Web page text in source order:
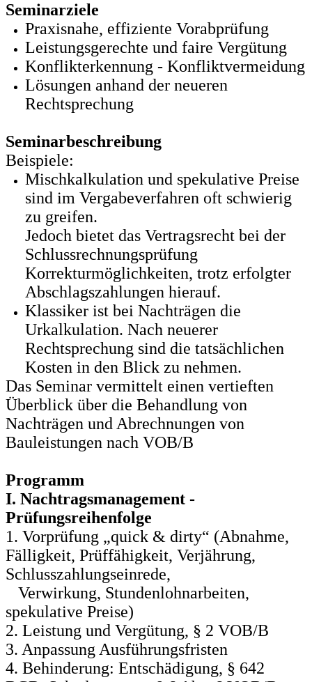
Seminarziele
Praxisnahe, effiziente Vorabprüfung
Leistungsgerechte und faire Vergütung
Konflikterkennung - Konfliktvermeidung
Lösungen anhand der neueren
Rechtsprechung
Seminarbeschreibung
Beispiele:
Mischkalkulation und spekulative Preise
sind im Vergabeverfahren oft schwierig
zu greifen.
Jedoch bietet das Vertragsrecht bei der
Schlussrechnungsprüfung
Korrekturmöglichkeiten, trotz erfolgter
Abschlagszahlungen hierauf.
Klassiker ist bei Nachträgen die
Urkalkulation. Nach neuerer
Rechtsprechung sind die tatsächlichen
Kosten in den Blick zu nehmen.
Das Seminar vermittelt einen vertieften
Überblick über die Behandlung von
Nachträgen und Abrechnungen von
Bauleistungen nach VOB/B
Programm
I. Nachtragsmanagement -
Prüfungsreihenfolge
1. Vorprüfung „quick & dirty“ (Abnahme,
Fälligkeit, Prüffähigkeit, Verjährung,
Schlusszahlungseinrede,
Verwirkung, Stundenlohnarbeiten,
spekulative Preise)
2. Leistung und Vergütung, § 2 VOB/B
3. Anpassung Ausführungsfristen
4. Behinderung: Entschädigung, § 642